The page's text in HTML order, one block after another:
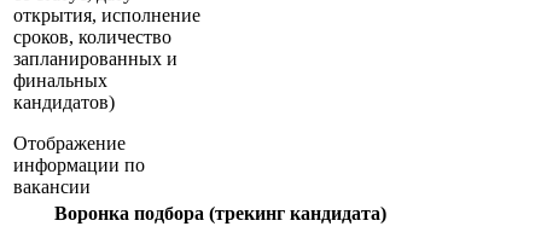
открытия, исполнение
сроков, количество
запланированных и
финальных
кандидатов)
Отображение
информации по
вакансии
Воронка подбора (трекинг кандидата)